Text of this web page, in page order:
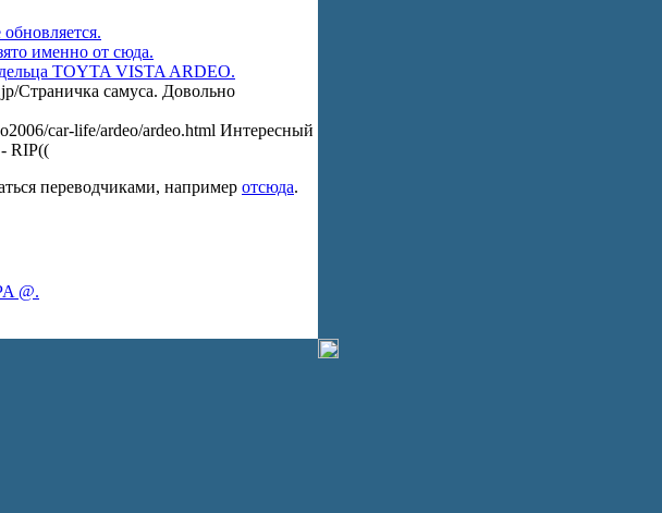
именно от сюда.
TOYTA VISTA ARDEO.
Страничка самуса. Довольно
car-life/ardeo/ardeo.html Интересный
RIP((
переводчиками, например отсюда.
@.